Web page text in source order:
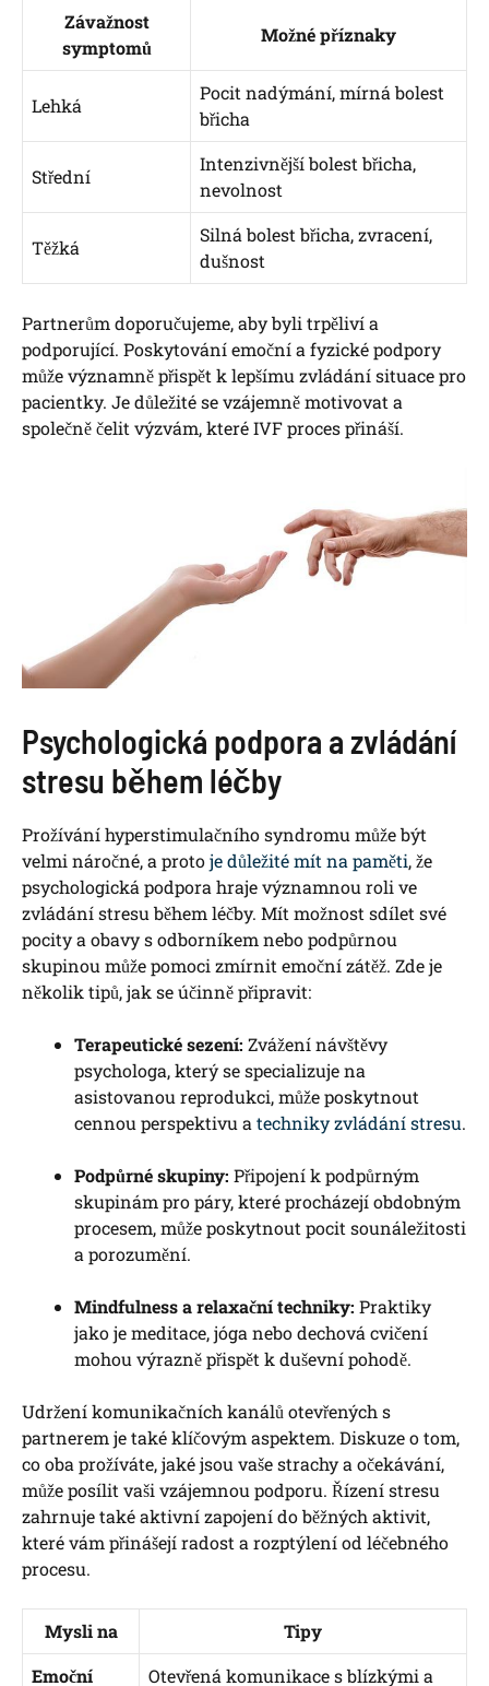
Závažnost
symptomů
Možné příznaky
Lehká
Pocit nadýmání, mírná bolest
břicha
Střední
Intenzivnější bolest břicha,
nevolnost
Těžká
Silná bolest břicha, zvracení,
dušnost
Partnerům doporučujeme, aby byli trpěliví a
podporující. Poskytování emoční a fyzické podpory
může významně přispět k lepšímu zvládání situace pro
pacientky. Je důležité se vzájemně motivovat a
společně čelit výzvám, které IVF proces přináší.
Psychologická podpora a zvládání
stresu během léčby
Prožívání hyperstimulačního syndromu může být
velmi náročné, a protoje důležité mít na paměti, že
psychologická podpora hraje významnou roli ve
zvládání stresu během léčby. Mít možnost sdílet své
pocity a obavy s odborníkem nebo podpůrnou
skupinou může pomoci zmírnit emoční zátěž. Zde je
několik tipů, jak se účinně připravit:
Terapeutické sezení: Zvážení návštěvy
psychologa, který se specializuje na
asistovanou reprodukci, může poskytnout
cennou perspektivu a techniky zvládání stresu.
Podpůrné skupiny: Připojení k podpůrným
skupinám pro páry, které procházejí obdobným
procesem, může poskytnout pocit sounáležitosti
a porozumění.
Mindfulness a relaxační techniky: Praktiky
jako je meditace, jóga nebo dechová cvičení
mohou výrazně přispět k duševní pohodě.
Udržení komunikačních kanálů otevřených s
partnerem je také klíčovým aspektem. Diskuze o tom,
co oba prožíváte, jaké jsou vaše strachy a očekávání,
může posílit vaši vzájemnou podporu. Řízení stresu
zahrnuje také aktivní zapojení do běžných aktivit,
které vám přinášejí radost a rozptýlení od léčebného
procesu.
Mysli na
Tipy
Emoční
Otevřená komunikace s blízkými a